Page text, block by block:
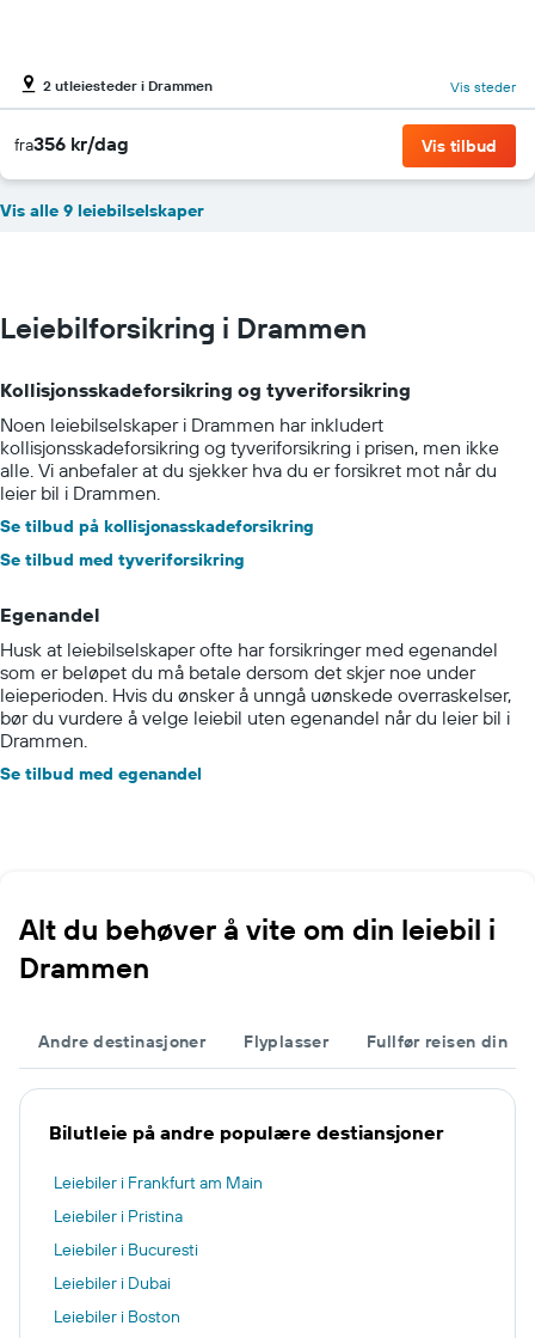
2 utleiesteder i Drammen Vis steder
fra356 kr/dag Vis tilbud
Vis alle 9 leiebilselskaper
Leiebilforsikring i Drammen
Kollisjonsskadeforsikring og tyveriforsikring
Noen leiebilselskaper i Drammen har inkludert
kollisjonsskadeforsikring og tyveriforsikring i prisen, men ikke
alle. Vi anbefaler at du sjekker hva du er forsikret mot når du
leier bil i Drammen.
Se tilbud på kollisjonasskadeforsikring
Se tilbud med tyveriforsikring
Egenandel
Husk at leiebilselskaper ofte har forsikringer med egenandel
som er beløpet du må betale dersom det skjer noe under
leieperioden. Hvis du ønsker å unngå uønskede overraskelser,
bør du vurdere å velge leiebil uten egenandel når du leier bil i
Drammen.
Se tilbud med egenandel
Alt du behøver å vite om din leiebil i
Drammen
Andre destinasjoner Flyplasser Fullfør reisen din
Bilutleie på andre populære destiansjoner
Leiebiler i Frankfurt am Main
Leiebiler i Pristina
Leiebiler i Bucuresti
Leiebiler i Dubai
Leiebiler i Boston